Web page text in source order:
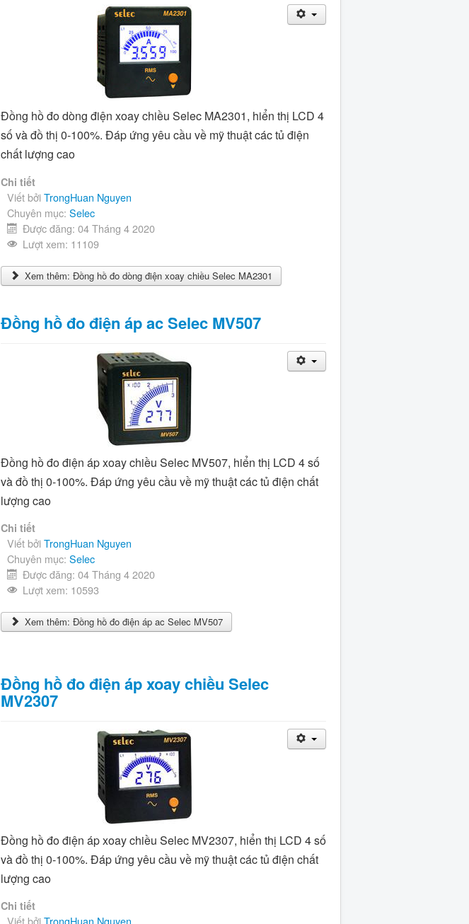
Đồng hồ đo dòng điện xoay chiều Selec MA2301, hiển thị LCD 4
số và đồ thị 0-100%. Đáp ứng yêu cầu về mỹ thuật các tủ điện
chất lượng cao
Chi tiết
Viết bởiTrongHuan Nguyen
Chuyên mục: Selec
Được đăng: 04 Tháng 4 2020
Lượt xem: 11109
Xem thêm: Đồng hồ đo dòng điện xoay chiều Selec MA2301
Đồng hồ đo điện áp ac Selec MV507
Đồng hồ đo điện áp xoay chiều Selec MV507, hiển thị LCD 4 số
và đồ thị 0-100%. Đáp ứng yêu cầu về mỹ thuật các tủ điện chất
lượng cao
Chi tiết
Viết bởiTrongHuan Nguyen
Chuyên mục: Selec
Được đăng: 04 Tháng 4 2020
Lượt xem: 10593
Xem thêm: Đồng hồ đo điện áp ac Selec MV507
Đồng hồ đo điện áp xoay chiều Selec
MV2307
Đồng hồ đo điện áp xoay chiều Selec MV2307, hiển thị LCD 4 số
và đồ thị 0-100%. Đáp ứng yêu cầu về mỹ thuật các tủ điện chất
lượng cao
Chi tiết
Viết bởiTrongHuan Nguyen